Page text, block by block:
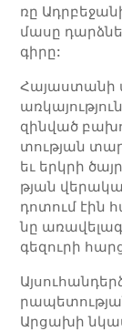
ռը
մա­­սը
գի­­րը:
Հա­­յաս­­տա­­նի
զին­­ված
տու­­թյան
եւ երկ­րի
թյան
դո­­­տում էին
նը
գե­­զու­­րի
Ար­­ցա­­­խի